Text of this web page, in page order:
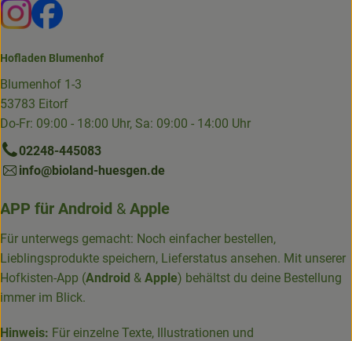
Externer Link zu https://www.instagram.com/die.hofkiste/
Externer Link zu https://www.facebook.com/p/Die-
Hofladen Blumenhof
Blumenhof 1-3
53783 Eitorf
Do-Fr: 09:00 - 18:00 Uhr, Sa: 09:00 - 14:00 Uhr
02248-445083
info@bioland-huesgen.de
APP für Android & Apple
Für unterwegs gemacht: Noch einfacher bestellen,
Lieblingsprodukte speichern, Lieferstatus ansehen. Mit unserer
Hofkisten-App (Android & Apple) behältst du deine Bestellung
immer im Blick.
Hinweis: Für einzelne Texte, Illustrationen und